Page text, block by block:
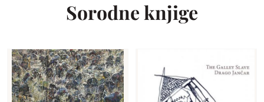
Sorodne knjige